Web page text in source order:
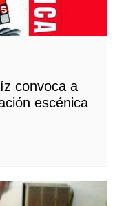
convoca a
escénica